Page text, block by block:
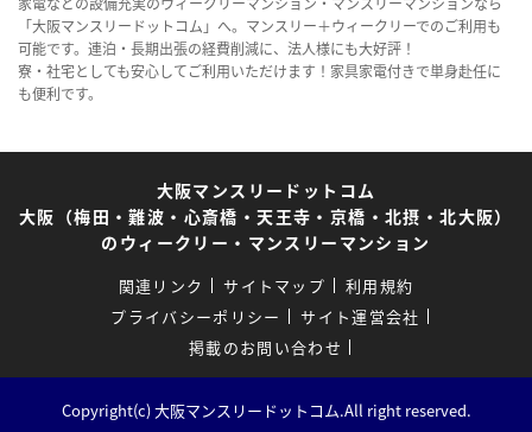
「大阪マンスリードットコム」へ。マンスリー＋ウィークリーでのご利用も
可能です。連泊・長期出張の経費削減に、法人様にも大好評！
寮・社宅としても安心してご利用いただけます！家具家電付きで単身赴任に
も便利です。
大阪マンスリードットコム
大阪（梅田・難波・心斎橋・天王寺・京橋・北摂・北大阪）
のウィークリー・マンスリーマンション
関連リンク サイトマップ
利用規約
プライバシーポリシー
サイト運営会社
掲載のお問い合わせ
Copyright(c) 大阪マンスリードットコム.All right reserved.